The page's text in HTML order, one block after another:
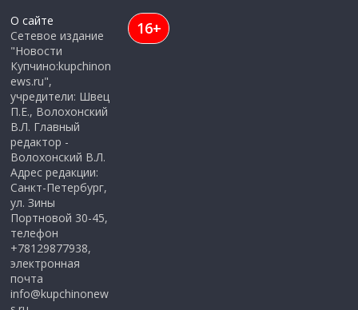
О сайте
Сетевое издание
"Новости
Купчино:kupchinon
ews.ru",
учредители: Швец
П.Е., Волохонский
В.Л. Главный
редактор -
Волохонский В.Л.
Адрес редакции:
Санкт-Петербург,
ул. Зины
Портновой 30-45,
телефон
+78129877938,
электронная
почта
info@kupchinonew
16+